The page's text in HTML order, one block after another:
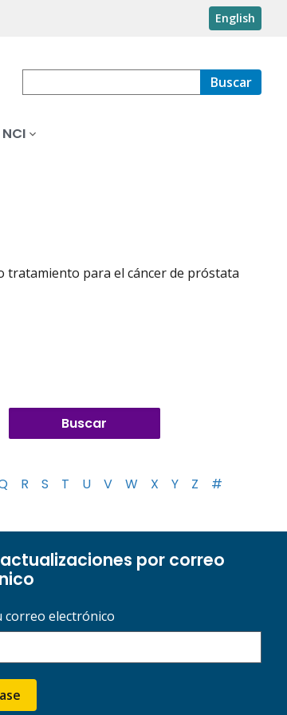
English
Buscar
tratamiento para el cáncer de próstata
R S T U V W X Y Z #
por correo
correo electrónico